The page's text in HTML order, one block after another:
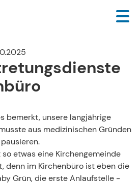
bemerkt, unsere langjährige
aus medizinischen Gründen
etwas eine Kirchengemeinde
denn im Kirchenbüro ist eben die
Grün, die erste Anlaufstelle -